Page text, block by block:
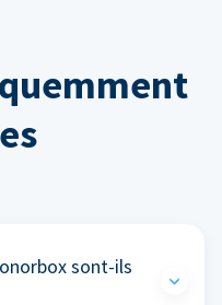
sont-ils